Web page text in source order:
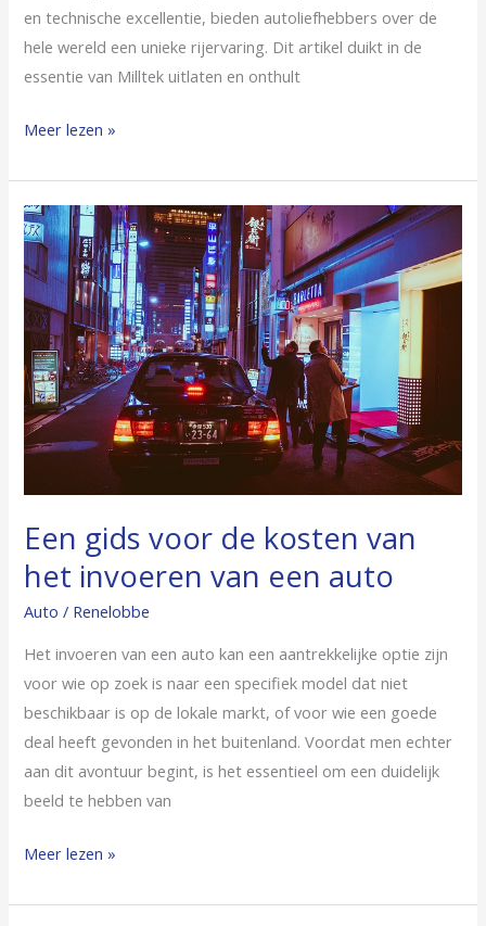
en technische excellentie, bieden autoliefhebbers over de
hele wereld een unieke rijervaring. Dit artikel duikt in de
essentie van Milltek uitlaten en onthult
Meer lezen »
Een gids voor de kosten van
het invoeren van een auto
Auto / Renelobbe
Het invoeren van een auto kan een aantrekkelijke optie zijn
voor wie op zoek is naar een specifiek model dat niet
beschikbaar is op de lokale markt, of voor wie een goede
deal heeft gevonden in het buitenland. Voordat men echter
aan dit avontuur begint, is het essentieel om een duidelijk
beeld te hebben van
Een
gids
voor
de
kosten
van
het
invoeren
van
Meer lezen »